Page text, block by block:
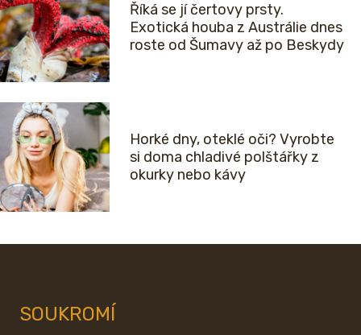
Říká se jí čertovy prsty.
Exotická houba z Austrálie dnes
roste od Šumavy až po Beskydy
Horké dny, oteklé oči? Vyrobte
si doma chladivé polštářky z
okurky nebo kávy
SOUKROMÍ